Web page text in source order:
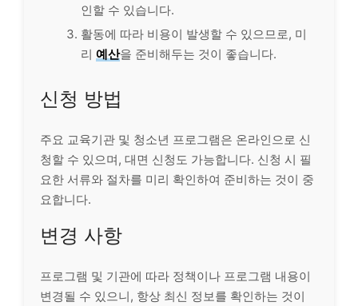
인할 수 있습니다.
활동에 따라 비용이 발생할 수 있으므로, 미
리 예산을 준비해두는 것이 좋습니다.
신청 방법
주요 교육기관 및 청소년 프로그램은 온라인으로 신
청할 수 있으며, 대면 신청도 가능합니다. 신청 시 필
요한 서류와 절차를 미리 확인하여 준비하는 것이 중
요합니다.
변경 사항
프로그램 및 기관에 따라 정책이나 프로그램 내용이
변경될 수 있으니, 항상 최신 정보를 확인하는 것이